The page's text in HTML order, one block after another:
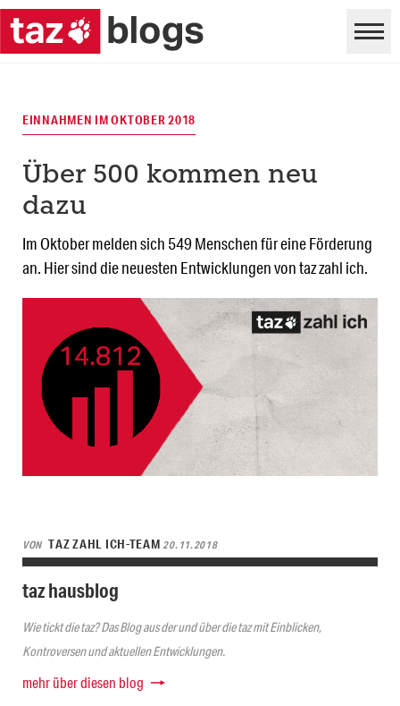
EINNAHMEN IM OKTOBER 2018
Über 500 kommen neu
dazu
Im Oktober melden sich 549 Menschen für eine Förderung
an. Hier sind die neuesten Entwicklungen von taz zahl ich.
VON TAZ ZAHL ICH-TEAM20.11.2018
taz hausblog
Wie tickt die taz? Das Blog aus der und über die taz mit Einblicken,
Kontroversen und aktuellen Entwicklungen.
mehr über diesen blog